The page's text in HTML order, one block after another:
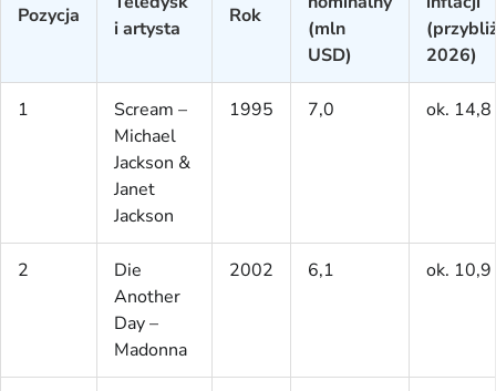
Pozycja
i artysta
Rok
(mln
USD)
2026)
1
Scream –
Michael
Jackson &
Janet
Jackson
1995 7,0 ok. 14,8
2
Die
Another
Day –
Madonna
2002 6,1 ok. 10,9